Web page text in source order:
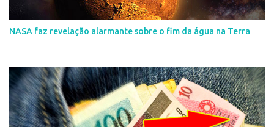
NASA faz revelação alarmante sobre o fim da água na Terra